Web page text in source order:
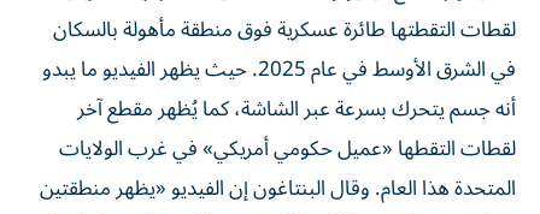
لقطات التقطتها طائرة عسكرية فوق منطقة مأهولة بالسكان
في الشرق الأوسط في عام 2025. حيث يظهر الفيديو ما يبدو
أنه جسم يتحرك بسرعة عبر الشاشة، كما يُظهر مقطع آخر
لقطات التقطها «عميل حكومي أمريكي» في غرب الولايات
المتحدة هذا العام. وقال البنتاغون إن الفيديو «يظهر منطقتين